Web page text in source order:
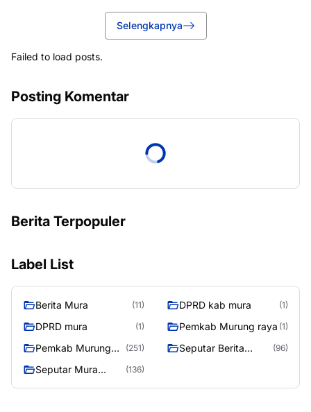
Selengkapnya
Failed to load posts.
Posting Komentar
Berita Terpopuler
Label List
Berita Mura (11) DPRD kab mura (1)
DPRD mura (1) Pemkab Murung raya (1)
Pemkab Murung
(251)
Seputar Berita
(96)
Seputar Mura
(136)